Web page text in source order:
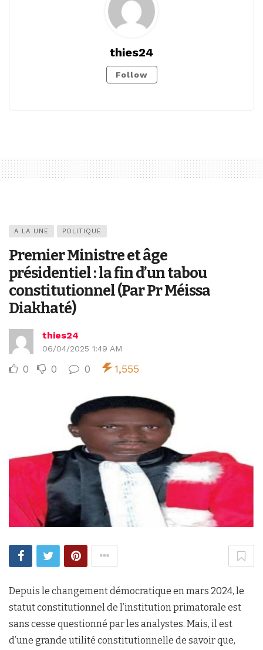
thies24
Follow
A LA UNE POLITIQUE
Premier Ministre et âge
présidentiel : la fin d’un tabou
constitutionnel (Par Pr Méissa
Diakhaté)
thies24
06/04/2025 1:49 AM
0 0 0 1,555
Depuis le changement démocratique en mars 2024, le
statut constitutionnel de l’institution primatorale est
sans cesse questionné par les analystes. Mais, il est
d’une grande utilité constitutionnelle de savoir que,